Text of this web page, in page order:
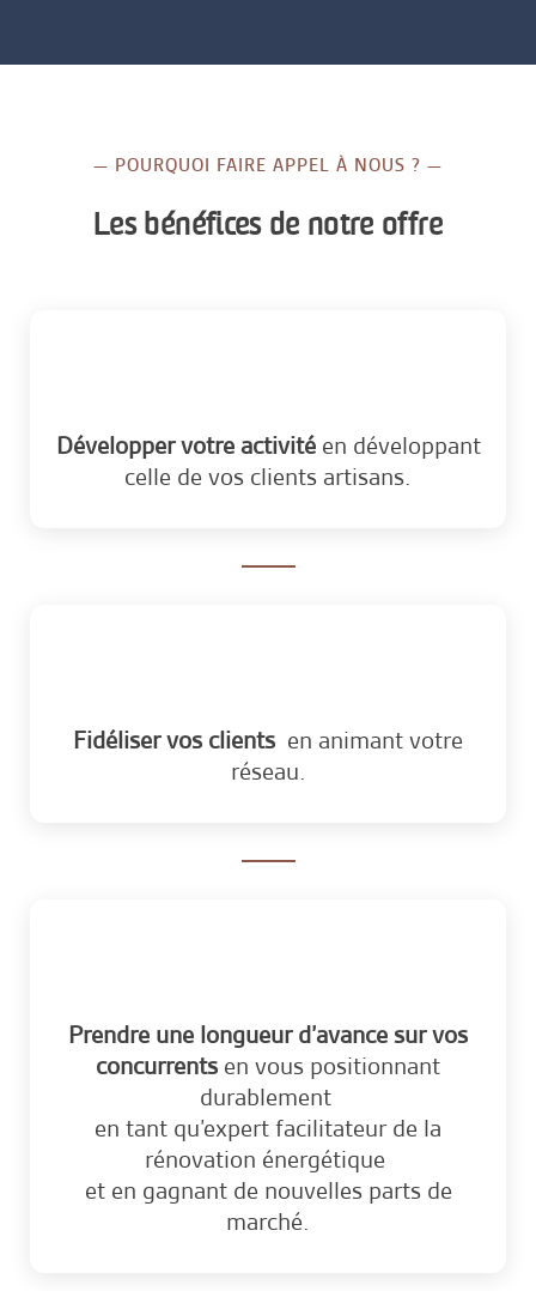
— POURQUOI FAIRE APPEL À NOUS ? —
Les bénéfices de notre offre
Développer votre activité en développant
celle de vos clients artisans.
Fidéliser vos clients en animant votre
réseau.
Prendre une longueur d’avance sur vos
concurrents en vous positionnant
durablement
en tant qu’expert facilitateur de la
rénovation énergétique
et en gagnant de nouvelles parts de
marché.